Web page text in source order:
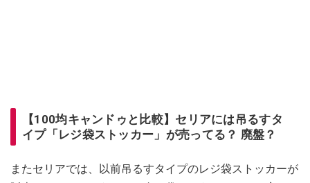
【100均キャンドゥと比較】セリアには吊るすタ
イプ「レジ袋ストッカー」が売ってる？ 廃盤？
またセリアでは、以前吊るすタイプのレジ袋ストッカーが